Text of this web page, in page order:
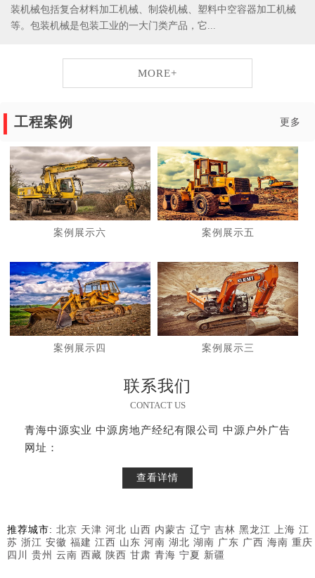
装机械包括复合材料加工机械、制袋机械、塑料中空容器加工机械
等。包装机械是包装工业的一大门类产品，它...
MORE+
工程案例 更多
案例展示六 案例展示五
案例展示四 案例展示三
联系我们
CONTACT US
青海中源实业 中源房地产经纪有限公司 中源户外广告
网址：
查看详情
推荐城市: 北京 天津 河北 山西 内蒙古 辽宁 吉林 黑龙江 上海 江
苏 浙江 安徽 福建 江西 山东 河南 湖北 湖南 广东 广西 海南 重庆
四川
贵州 云南 西藏 陕西 甘肃 青海 宁夏 新疆